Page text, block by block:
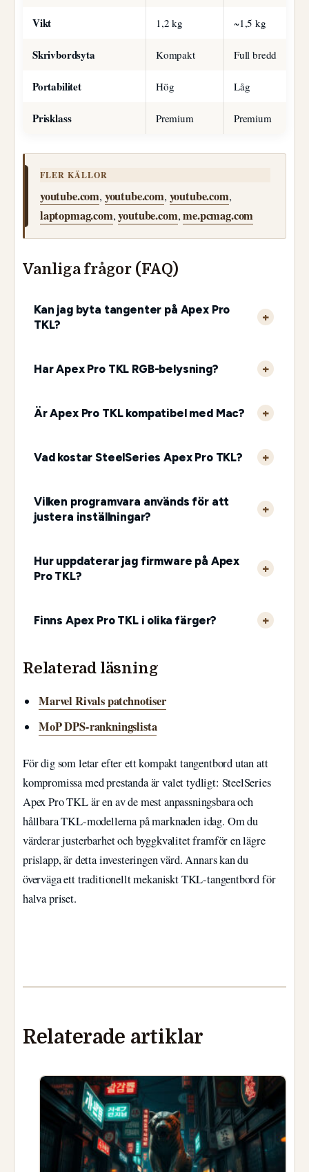
Vikt 1,2 kg ~1,5 kg
Skrivbordsyta Kompakt Full bredd
Portabilitet Hög Låg
Prisklass Premium Premium
FLER KÄLLOR
youtube.com,youtube.com,youtube.com,
laptopmag.com,youtube.com,me.pcmag.com
Vanliga frågor (FAQ)
Kan jag byta tangenter på Apex Pro
TKL?
Har Apex Pro TKL RGB-belysning?
Är Apex Pro TKL kompatibel med Mac?
Vad kostar SteelSeries Apex Pro TKL?
Vilken programvara används för att
justera inställningar?
Hur uppdaterar jag firmware på Apex
Pro TKL?
Finns Apex Pro TKL i olika färger?
Relaterad läsning
Marvel Rivals patchnotiser
MoP DPS-rankningslista
För dig som letar efter ett kompakt tangentbord utan att
kompromissa med prestanda är valet tydligt: SteelSeries
Apex Pro TKL är en av de mest anpassningsbara och
hållbara TKL-modellerna på marknaden idag. Om du
värderar justerbarhet och byggkvalitet framför en lägre
prislapp, är detta investeringen värd. Annars kan du
överväga ett traditionellt mekaniskt TKL-tangentbord för
halva priset.
Relaterade artiklar